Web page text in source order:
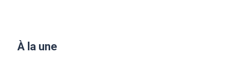
À la une